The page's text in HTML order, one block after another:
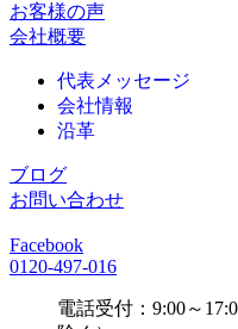
お客様の声
会社概要
代表メッセージ
会社情報
沿革
ブログ
お問い合わせ
Facebook
0120-497-016
電話受付：9:00～